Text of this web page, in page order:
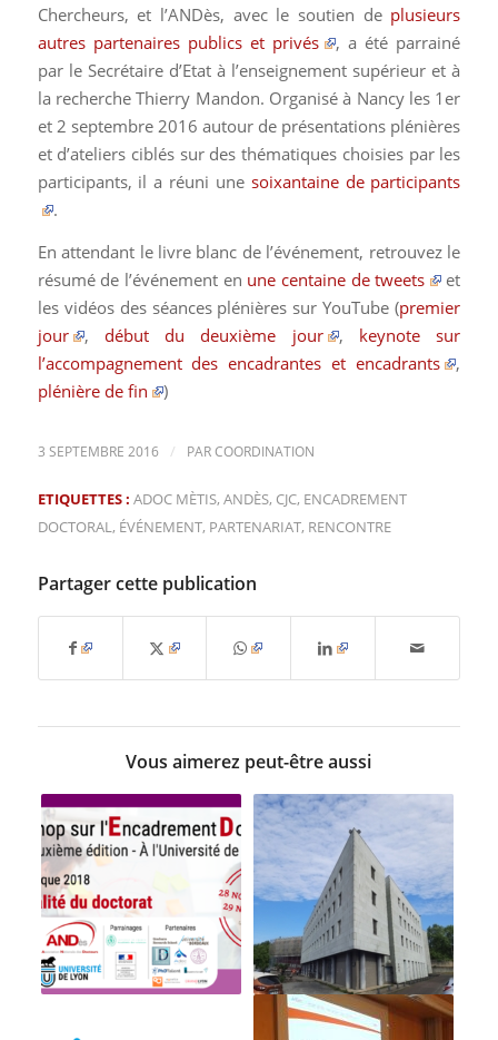
Chercheurs, et l’ANDès, avec le soutien de plusieurs
autres partenaires publics et privés
, a été parrainé
par le Secrétaire d’Etat à l’enseignement supérieur et à
la recherche Thierry Mandon. Organisé à Nancy les 1er
et 2 septembre 2016 autour de présentations plénières
et d’ateliers ciblés sur des thématiques choisies par les
participants, il a réuni une soixantaine de participants
.
En attendant le livre blanc de l’événement, retrouvez le
résumé de l’événement en une centaine de tweets
et
les vidéos des séances plénières sur YouTube (premier
jour
, début du deuxième jour , keynote sur
l’accompagnement des encadrantes et encadrants
,
plénière de fin
)
3 SEPTEMBRE 2016 / PARCOORDINATION
ETIQUETTES : ADOC MÈTIS, ANDÈS, CJC, ENCADREMENT
DOCTORAL, ÉVÉNEMENT, PARTENARIAT, RENCONTRE
Partager cette publication
Vous aimerez peut-être aussi